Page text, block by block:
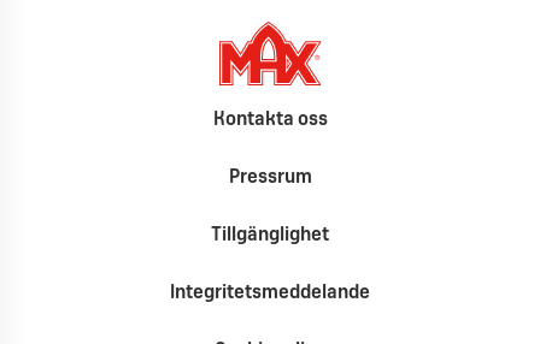
Kontakta oss
Pressrum
Tillgänglighet
Integritetsmeddelande